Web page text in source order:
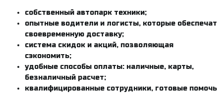
собственный автопарк техники;
опытные водители и логисты, которые обеспечат
своевременную доставку;
система скидок и акций, позволяющая
сэкономить;
удобные способы оплаты: наличные, карты,
безналичный расчет;
квалифицированные сотрудники, готовые помочь